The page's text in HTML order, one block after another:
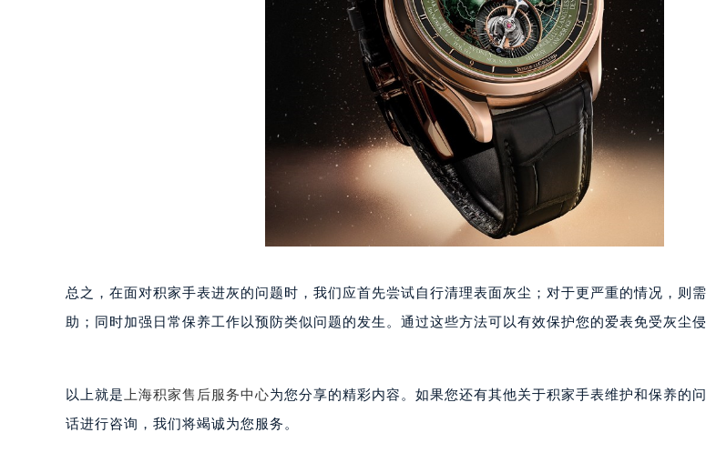
青岛市南区山东路6号华润大厦B座22层04室（需提前预约）
烟台市芝罘区胜利路139号万达金融中心A座907室（需提前预约）
长春市朝阳区西安大路727号中银大厦A座(旺进大厦)18层09室（需提前预约）
贵阳市南明区都司高架桥路33号亨特国际金融中心14楼14D（需提前预约）
昆明市盘龙区北京路928号同德昆明广场写字楼10层06室（需提前预约）
石家庄市长安区中山东路39号勒泰中心写字楼B座13层07室（需提前预约）
西安市碑林区南关正街88号华侨城长安国际中心E座6楼10室（需提前预约）
海口市龙华区金贸东路5号海口华润大厦B座17层1707室（需提前预约）
唐山市路南区新华东道100号万达广场写字楼A座10层1002室（需提前预约）
台州市椒江区东海大道1800号腾达中心东1幢20楼2002室（需提前预约）
甘肃省兰州市七里河区西津西路16号兰州中心写字楼21层2102室（需提前预约）
重庆市解放碑渝中区民权路28号英利国际金融中心写字楼20层01室（需提前预约）
黑龙江省黑河市爱辉区中央街积家售后服务中心（需提前预约）
黑龙江省鸡西市鸡冠区红军路积家售后服务中心（需提前预约）
总之，在面对积家手表进灰的问题时，我们应首先尝试自行清理表面灰尘；对于更严重的情况，则
助；同时加强日常保养工作以预防类似问题的发生。通过这些方法可以有效保护您的爱表免受灰尘侵
以上就是 上海积家售后服务中心为您分享的精彩内容。如果您还有其他关于积家手表维护和保养的
话进行咨询，我们将竭诚为您服务。